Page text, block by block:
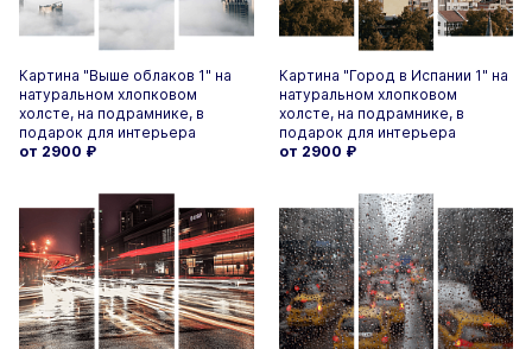
Картина "Выше облаков 1" на
натуральном хлопковом
холсте, на подрамнике, в
подарок для интерьера
от 2900 ₽
Картина "Город в Испании 1" на
натуральном хлопковом
холсте, на подрамнике, в
подарок для интерьера
от 2900 ₽